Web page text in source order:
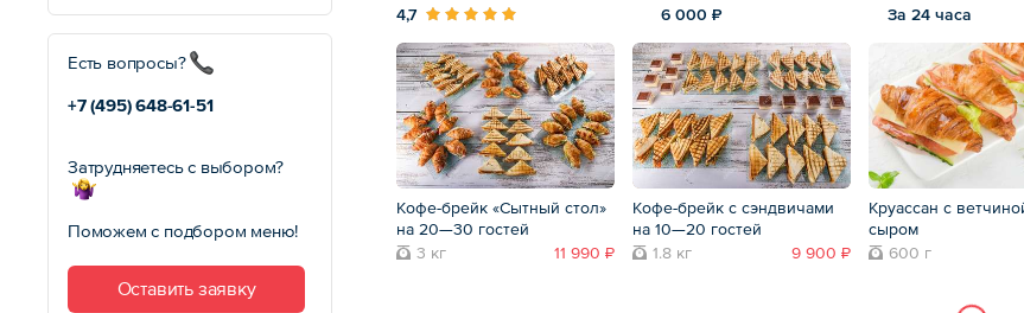
Есть вопросы?
+7 (495) 648-61-51
Затрудняетесь с выбором?
Поможем с подбором меню!
Оставить заявку
4,7 6 000 ₽ За 24 часа
Кофе-брейк «Сытный стол»
на 20—30 гостей
3 кг
11 990 ₽
Кофе-брейк с сэндвичами
на 10—20 гостей
1.8 кг
9 900 ₽
Круассан с
сыром
600 г